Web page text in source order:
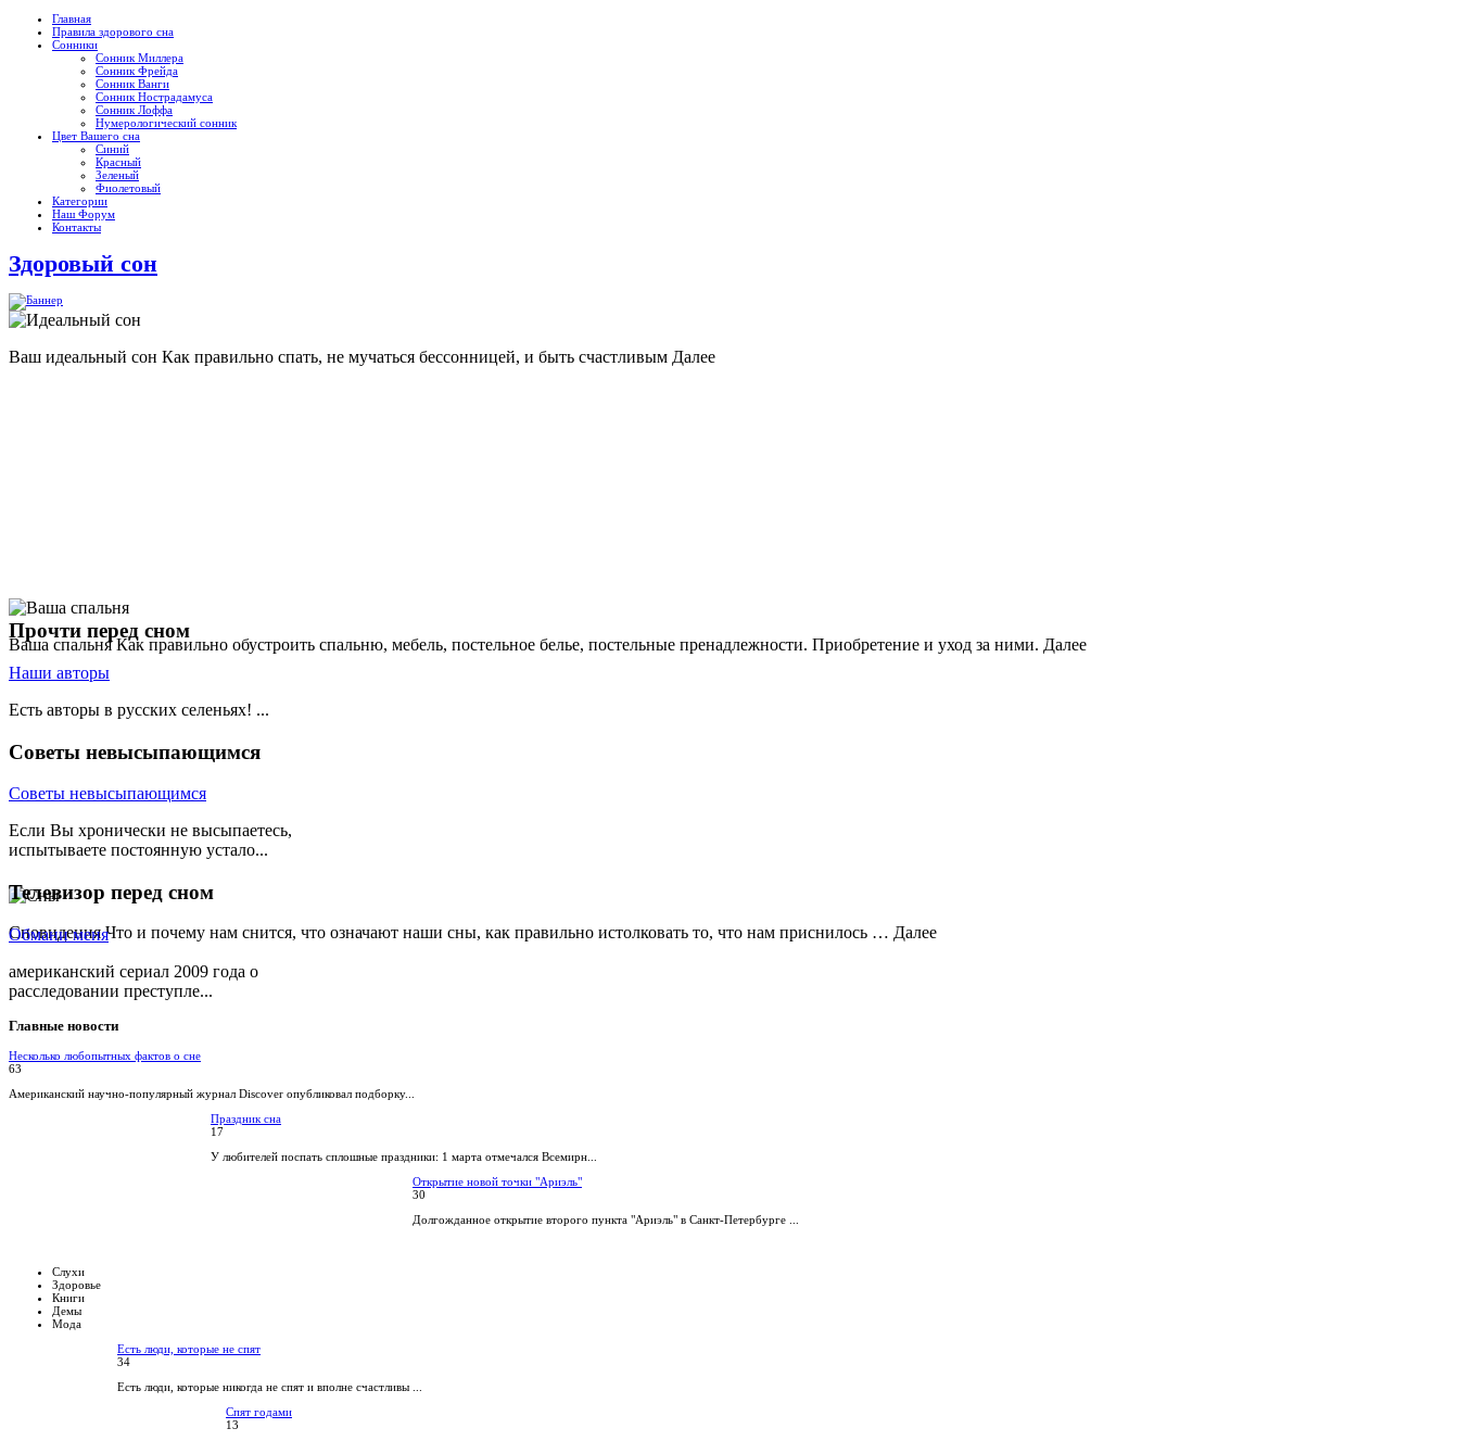
Главная
Правила здорового сна
Сонники
Сонник Миллера
Сонник Фрейда
Сонник Ванги
Сонник Нострадамуса
Сонник Лоффа
Нумерологический сонник
Цвет Вашего сна
Синий
Красный
Зеленый
Фиолетовый
Категории
Наш Форум
Контакты
Здоровый сон
Ваш идеальный сон Как правильно спать, не мучаться бессонницей, и быть счастливым Далее
Ваша спальняКак правильно обустроить спальню, мебель, постельное белье, постельные пренадлежности. Приобретение и уход за ними. Далее
СновиденияЧто и почему нам снится, что означают наши сны, как правильно истолковать то, что нам приснилось … Далее
Прочти перед сном
Наши авторы
Есть авторы в русских селеньях! ...
Советы невысыпающимся
Советы невысыпающимся
Если Вы хронически не высыпаетесь,
испытываете постоянную устало...
Телевизор перед сном
Обмани меня
американский сериал 2009 года о
расследовании преступле...
Главные новости
Несколько любопытных фактов о сне
63
Американский научно-популярный журнал Discover опубликовал подборку...
Праздник сна
17
У любителей поспать сплошные праздники: 1 марта отмечался Всемирн...
Открытие новой точки "Ариэль"
30
Долгожданное открытие второго пункта "Ариэль" в Санкт-Петербурге ...
Слухи
Здоровье
Книги
Демы
Мода
Есть люди, которые не спят
34
Есть люди, которые никогда не спят и вполне счастливы ...
Спят годами
13